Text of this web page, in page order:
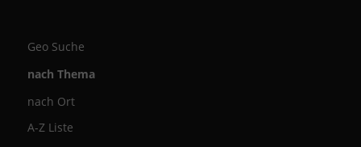
Geo Suche
nach Thema
nach Ort
A-Z Liste